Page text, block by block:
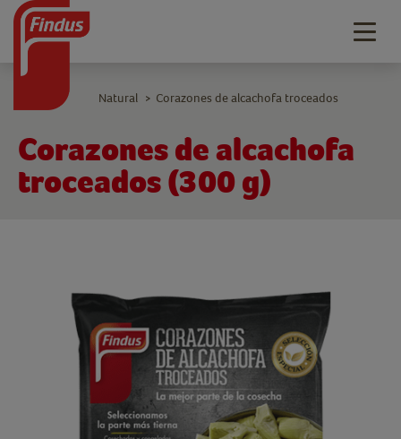
Corazones de alcachofa
troceados (300 g)
Natural > Corazones de alcachofa troceados